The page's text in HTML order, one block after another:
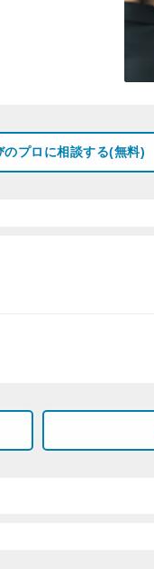
のプロに相談する(無料)